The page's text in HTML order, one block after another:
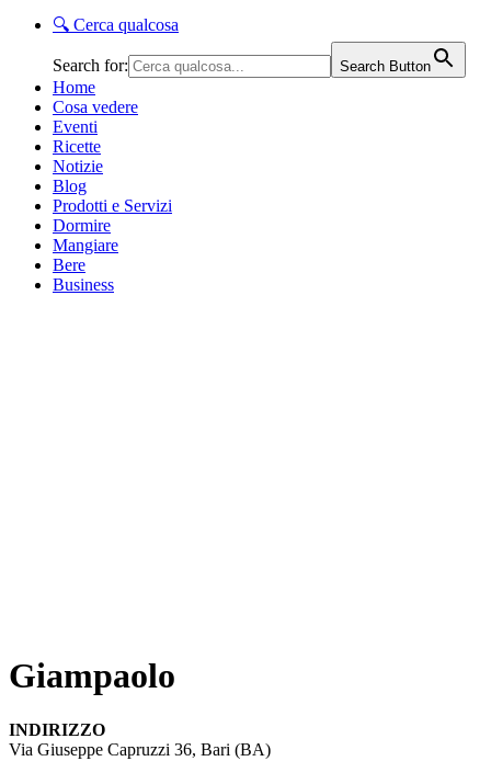
🔍 Cerca qualcosa
Search for: Search Button
Home
Cosa vedere
Eventi
Ricette
Notizie
Blog
Prodotti e Servizi
Dormire
Mangiare
Bere
Business
Giampaolo
INDIRIZZO
Via Giuseppe Capruzzi 36, Bari (BA)